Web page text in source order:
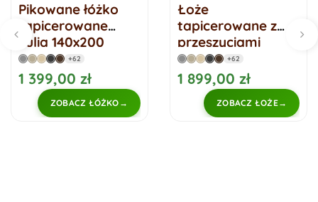
Pikowane łóżko
tapicerowane
Julia 140x200
+62
1 399,00 zł
ZOBACZ ŁÓŻKO
Łoże
tapicerowane z
przeszyciami
zewnętrznymi
Velluci 140x200
+62
1 899,00 zł
ZOBACZ ŁOŻE